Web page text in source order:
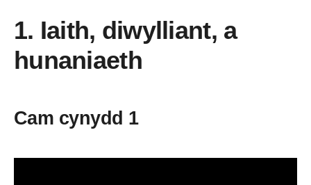
1. Iaith, diwylliant, a
hunaniaeth
Cam cynydd 1